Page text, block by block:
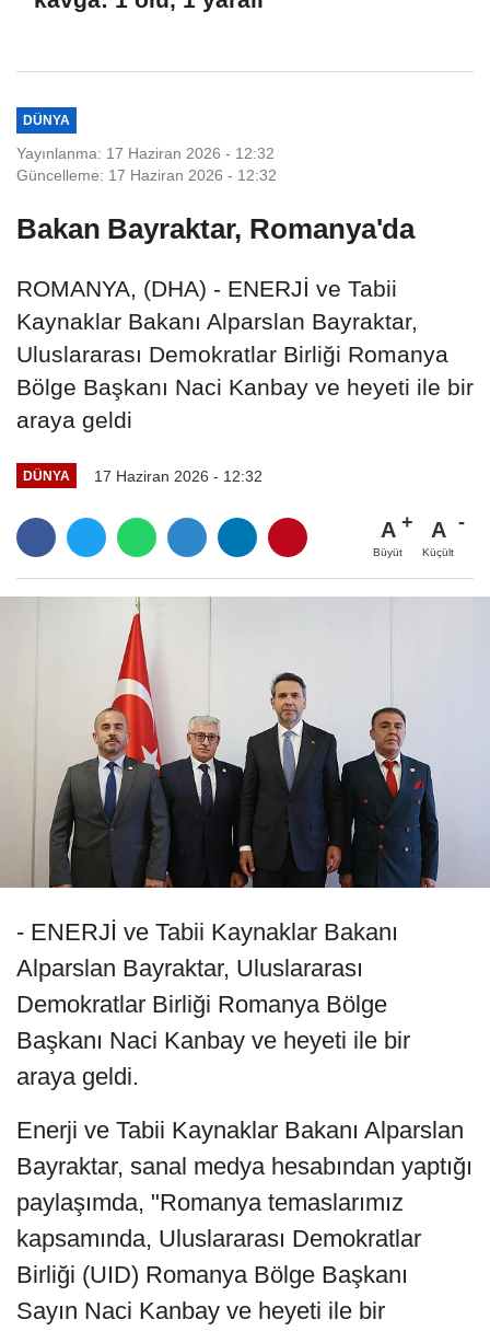
DÜNYA
Yayınlanma: 17 Haziran 2026 - 12:32
Güncelleme: 17 Haziran 2026 - 12:32
Bakan Bayraktar, Romanya'da
ROMANYA, (DHA) - ENERJİ ve Tabii
Kaynaklar Bakanı Alparslan Bayraktar,
Uluslararası Demokratlar Birliği Romanya
Bölge Başkanı Naci Kanbay ve heyeti ile bir
araya geldi
DÜNYA 17 Haziran 2026 - 12:32
A
Büyüt
A
Küçült
- ENERJİ ve Tabii Kaynaklar Bakanı
Alparslan Bayraktar, Uluslararası
Demokratlar Birliği Romanya Bölge
Başkanı Naci Kanbay ve heyeti ile bir
araya geldi.
Enerji ve Tabii Kaynaklar Bakanı Alparslan
Bayraktar, sanal medya hesabından yaptığı
paylaşımda, "Romanya temaslarımız
kapsamında, Uluslararası Demokratlar
Birliği (UID) Romanya Bölge Başkanı
Sayın Naci Kanbay ve heyeti ile bir